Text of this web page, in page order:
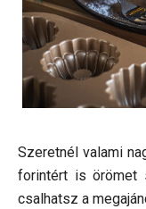
Szeretnél valami
forintért is örömet
csalhatsz a